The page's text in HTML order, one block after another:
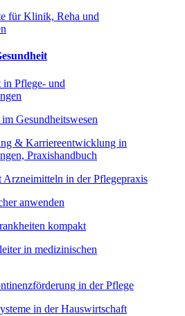
für Klinik, Reha und
in Pflege- und
Gesundheitswesen
& Karriereentwicklung in
Praxishandbuch
Arzneimitteln in der Pflegepraxis
anwenden
kompakt
in medizinischen
in der Pflege
in der Hauswirtschaft